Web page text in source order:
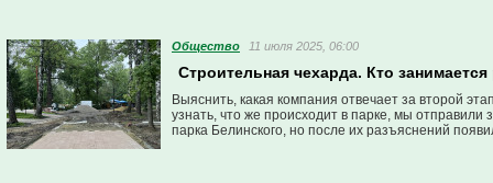
Общество 11 июля 2025, 06:00
Строительная чехарда. Кто
Выяснить, какая компания отвечает за второй
узнать, что же происходит в парке, мы
парка Белинского, но после их разъяснений